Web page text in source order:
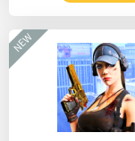
NEW